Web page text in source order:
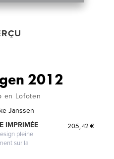
2012
en Lofoten
Janssen
IMPRIMÉE
pleine
sur la
205,42 €